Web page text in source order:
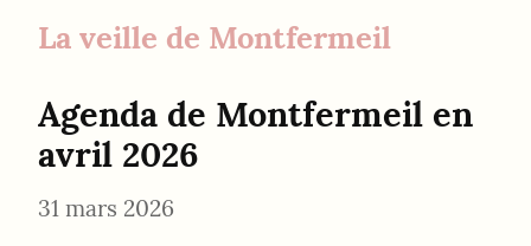
La veille de Montfermeil
Agenda de Montfermeil en
avril 2026
31 mars 2026